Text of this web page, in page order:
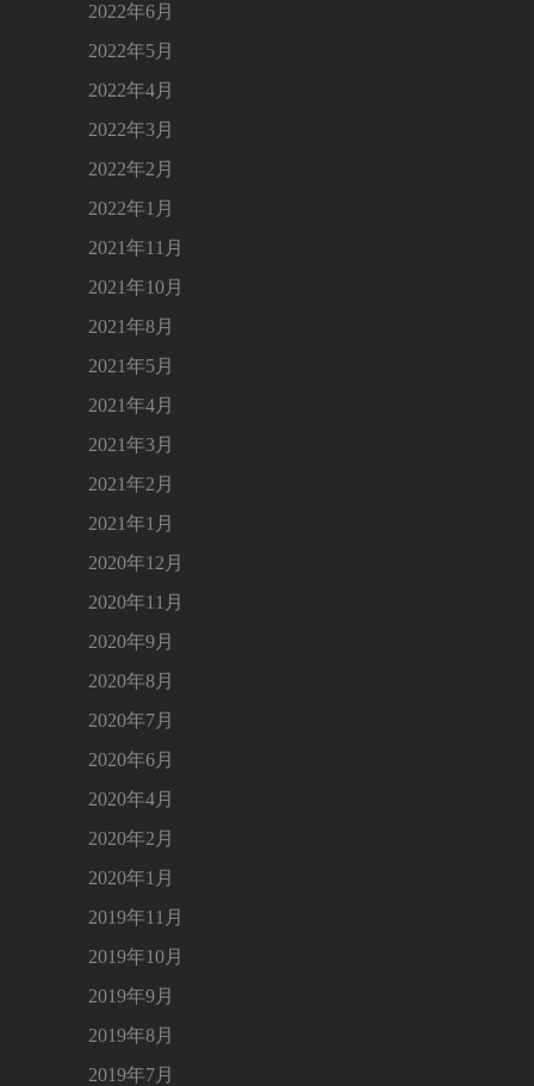
2022年6月
2022年5月
2022年4月
2022年3月
2022年2月
2022年1月
2021年11月
2021年10月
2021年8月
2021年5月
2021年4月
2021年3月
2021年2月
2021年1月
2020年12月
2020年11月
2020年9月
2020年8月
2020年7月
2020年6月
2020年4月
2020年2月
2020年1月
2019年11月
2019年10月
2019年9月
2019年8月
2019年7月